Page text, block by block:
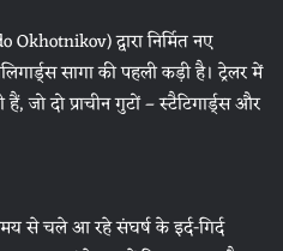
द्वारा निर्मित नए
सागा की पहली कड़ी है। ट्रेलर में
जो दो प्राचीन गुटों – स्टैटिगार्ड्स और
से चले आ रहे संघर्ष के इर्द-गिर्द